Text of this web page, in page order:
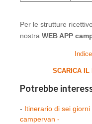
Per le strutture
nostra WEB APP
SCARICA IL
Potrebbe
- Itinerario di sei
campervan -